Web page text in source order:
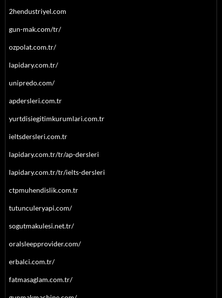
2hendustriyel.com
gun-mak.com/tr/
ozpolat.com.tr/
lapidary.com.tr/
unipredo.com/
apdersleri.com.tr
yurtdisiegitimkurumlari.com.tr
ieltsdersleri.com.tr
lapidary.com.tr/tr/ap-dersleri
lapidary.com.tr/tr/ielts-dersleri
ctpmuhendislik.com.tr
tutunculeryapi.com/
sogutmakulesi.net.tr/
oralsleepprovider.com/
erbalci.com.tr/
fatmasaglam.com.tr/